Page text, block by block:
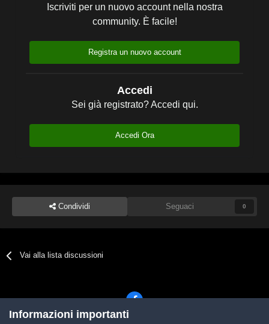
Iscriviti per un nuovo account nella nostra
community. È facile!
Registra un nuovo account
Accedi
Sei già registrato? Accedi qui.
Accedi Ora
Condividi Seguaci 0
Vai alla lista discussioni
Informazioni importanti